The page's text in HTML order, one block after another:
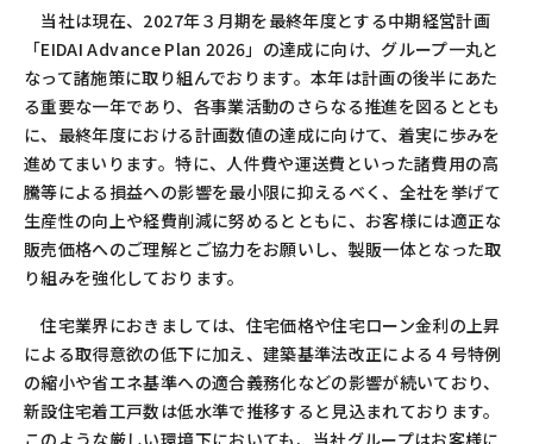
当社は現在、 2027年３月期を最終年度とする中期経営計画
「EIDAI Advance Plan 2026」の達成に向け、グループ一丸と
なって諸施策に取り組んでおります。本年は計画の後半にあた
る重要な一年であり、各事業活動のさらなる推進を図るととも
に、最終年度における計画数値の達成に向けて、着実に歩みを
進めてまいります。特に、人件費や運送費といった諸費用の高
騰等による損益への影響を最小限に抑えるべく、全社を挙げて
生産性の向上や経費削減に努めるとともに、お客様には適正な
販売価格へのご理解とご協力をお願いし、製販一体となった取
り組みを強化しております。
住宅業界におきましては、住宅価格や住宅ローン金利の上昇
による取得意欲の低下に加え、建築基準法改正による４号特例
の縮小や省エネ基準への適合義務化などの影響が続いており、
新設住宅着工戸数は低水準で推移すると見込まれております。